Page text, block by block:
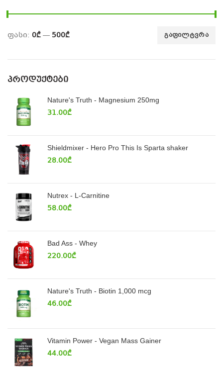
ᲒᲐᲤᲘᲚᲢᲕᲠᲐ
ფასი: 0₾— 500₾
ᲞᲠᲝᲓᲣᲥᲢᲔᲑᲘ
Nature's Truth - Magnesium 250mg
31.00₾
Shieldmixer - Hero Pro This Is Sparta shaker
28.00₾
Nutrex - L-Carnitine
58.00₾
Bad Ass - Whey
220.00₾
Nature's Truth - Biotin 1,000 mcg
46.00₾
Vitamin Power - Vegan Mass Gainer
44.00₾